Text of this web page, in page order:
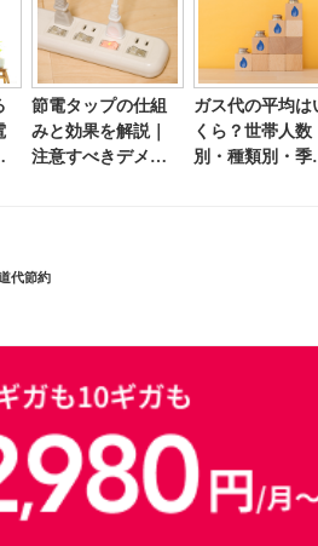
節電タップの仕組
みと効果を解説｜
注意すべきデメリ
ガス代の平均は
くら？世帯人数
別・種類別・季
代節約